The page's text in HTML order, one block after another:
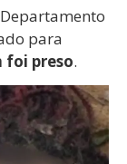
para
foi preso.